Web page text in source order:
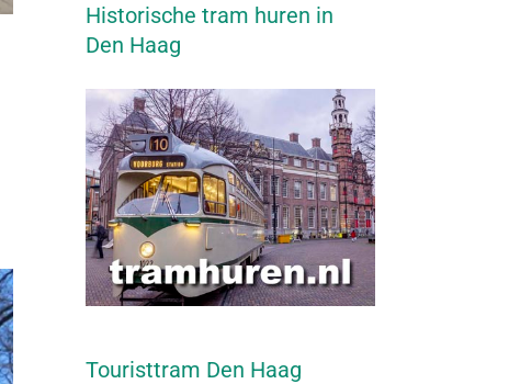
Historische tram huren in
Den Haag
Touristtram Den Haag